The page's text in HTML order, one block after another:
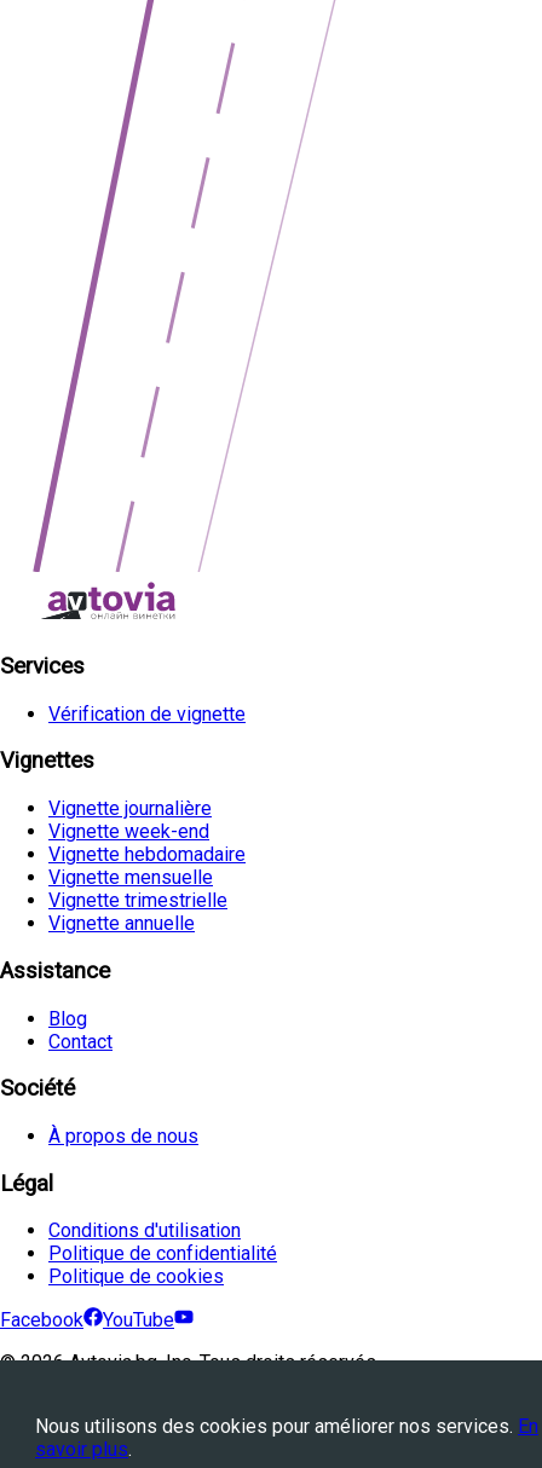
Nous utilisons des cookies pour améliorer nos services. En
savoir plus.
Services
Vérification de vignette
Vignettes
Vignette journalière
Vignette week-end
Vignette hebdomadaire
Vignette mensuelle
Vignette trimestrielle
Vignette annuelle
Assistance
Blog
Contact
Société
À propos de nous
Légal
Conditions d'utilisation
Politique de confidentialité
Politique de cookies
Facebook
YouTube
©2026 Avtovia.bg, Inc. Tous droits réservés.